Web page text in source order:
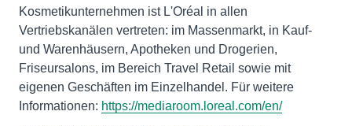
Kosmetikunternehmen ist L'Oréal in allen
Vertriebskanälen vertreten: im Massenmarkt, in Kauf-
und Warenhäusern, Apotheken und Drogerien,
Friseursalons, im Bereich Travel Retail sowie mit
eigenen Geschäften im Einzelhandel. Für weitere
Informationen: https://mediaroom.loreal.com/en/